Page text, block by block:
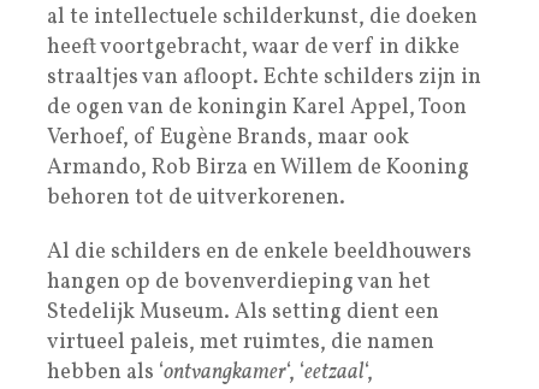
al te intellectuele schilderkunst, die doeken
heeft voortgebracht, waar de verf in dikke
straaltjes van afloopt. Echte schilders zijn in
de ogen van de koningin Karel Appel, Toon
Verhoef, of Eugène Brands, maar ook
Armando, Rob Birza en Willem de Kooning
behoren tot de uitverkorenen.
Al die schilders en de enkele beeldhouwers
hangen op de bovenverdieping van het
Stedelijk Museum. Als setting dient een
virtueel paleis, met ruimtes, die namen
hebben als ‘ontvangkamer‘, ‘eetzaal‘,